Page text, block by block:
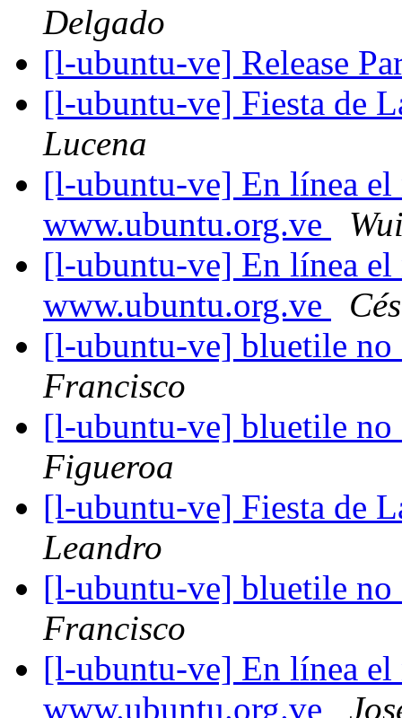
Delgado
[l-ubuntu-ve] Release
[l-ubuntu-ve] Fiesta de
Lucena
[l-ubuntu-ve] En línea el
www.ubuntu.org.ve
[l-ubuntu-ve] En línea el
www.ubuntu.org.ve
[l-ubuntu-ve] bluetile no
Francisco
[l-ubuntu-ve] bluetile no
Figueroa
[l-ubuntu-ve] Fiesta de
Leandro
[l-ubuntu-ve] bluetile no
Francisco
[l-ubuntu-ve] En línea el
www.ubuntu.org.ve